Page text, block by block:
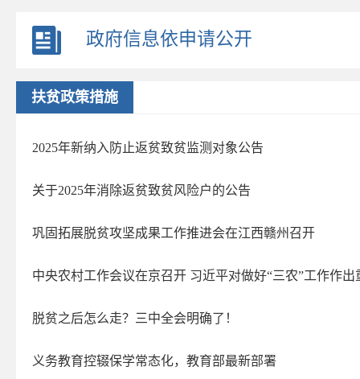
财政信息
行政执法公示
优化营商环境
财政资金直达基层
社会保险
食品药品监管
脱贫攻坚
政府信息依申请公开
扶贫政策措施
2025年新纳入防止返贫致贫监测对象公告
关于2025年消除返贫致贫风险户的公告
巩固拓展脱贫攻坚成果工作推进会在江西赣州召开
中央农村工作会议在京召开 习近平对做好“三农”工作作出
脱贫之后怎么走？三中全会明确了！
义务教育控辍保学常态化，教育部最新部署